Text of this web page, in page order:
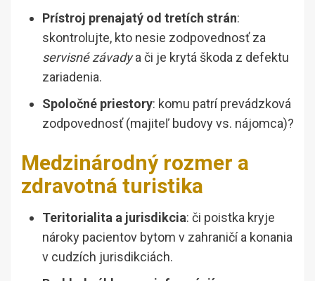
Prístroj prenajatý od tretích strán:
skontrolujte, kto nesie zodpovednosť za
servisné závadya či je krytá škoda z defektu
zariadenia.
Spoločné priestory: komu patrí prevádzková
zodpovednosť (majiteľ budovy vs. nájomca)?
Medzinárodný rozmer a
zdravotná turistika
Teritorialita a jurisdikcia: či poistka kryje
nároky pacientov bytom v zahraničí a konania
v cudzích jurisdikciách.